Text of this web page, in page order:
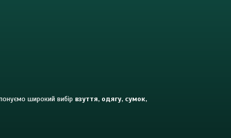
широкий вибір взуття, одягу, сумок,